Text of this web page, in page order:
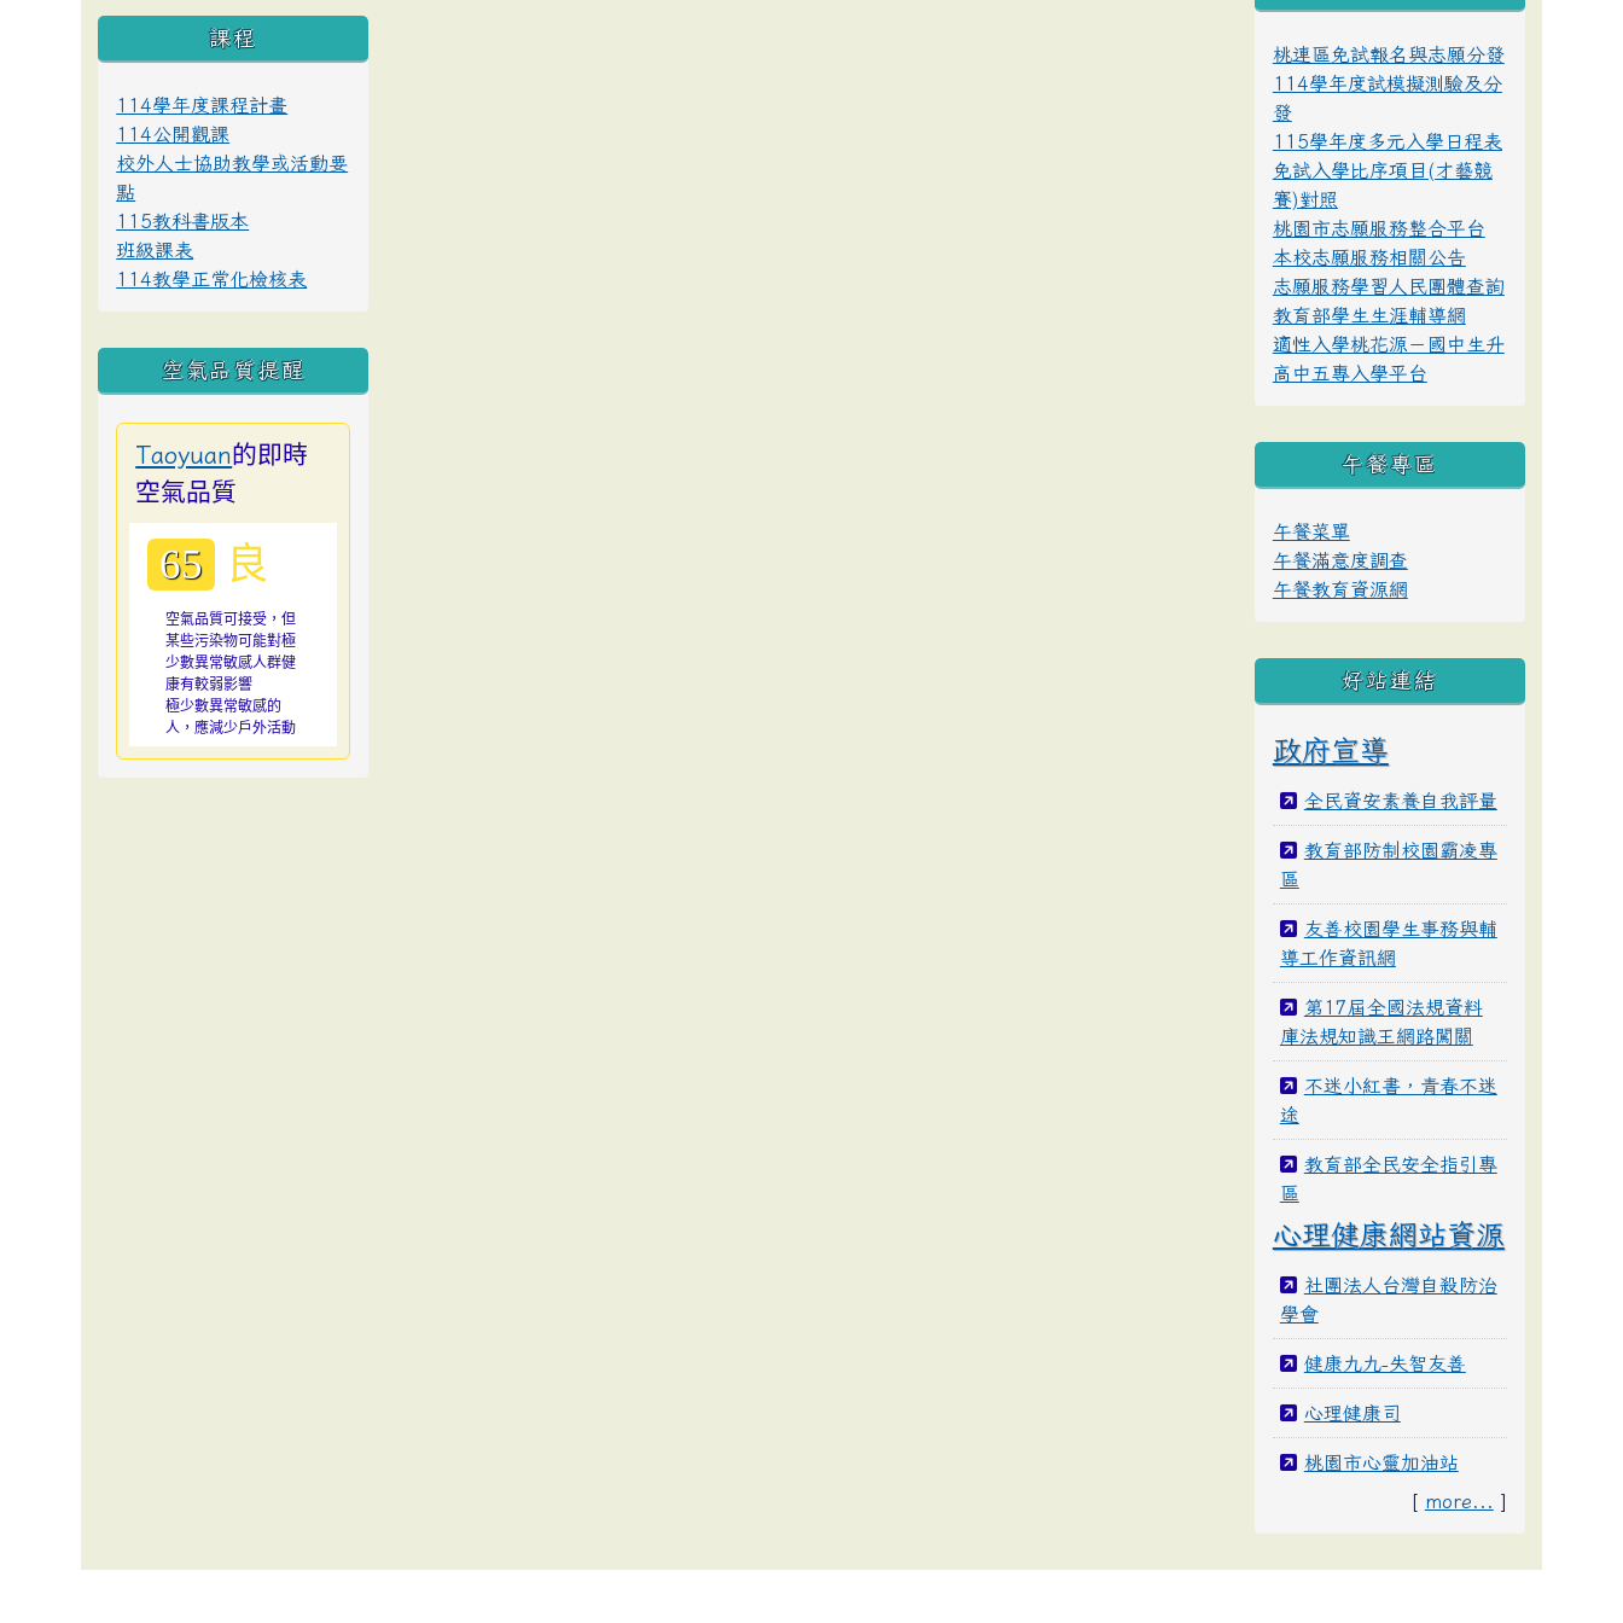
課程
114學年度課程計畫
114公開觀課
校外人士協助教學或活動要
點
115教科書版本
班級課表
114教學正常化檢核表
空氣品質提醒
Taoyuan的即時
空氣品質
65 良
空氣品質可接受，但
某些污染物可能對極
少數異常敏感人群健
康有較弱影響
極少數異常敏感的
人，應減少戶外活動
桃連區免試報名與志願分發
114學年度試模擬測驗及分
發
115學年度多元入學日程表
免試入學比序項目(才藝競
賽)對照
桃園市志願服務整合平台
本校志願服務相關公告
志願服務學習人民團體查詢
教育部學生生涯輔導網
適性入學桃花源－國中生升
高中五專入學平台
午餐專區
午餐菜單
午餐滿意度調查
午餐教育資源網
好站連結
政府宣導
全民資安素養自我評量
教育部防制校園霸凌專
區
友善校園學生事務與輔
導工作資訊網
第17屆全國法規資料
庫法規知識王網路闖關
不迷小紅書，青春不迷
途
教育部全民安全指引專
區
心理健康網站資源
社團法人台灣自殺防治
學會
健康九九-失智友善
心理健康司
桃園市心靈加油站
[ more... ]